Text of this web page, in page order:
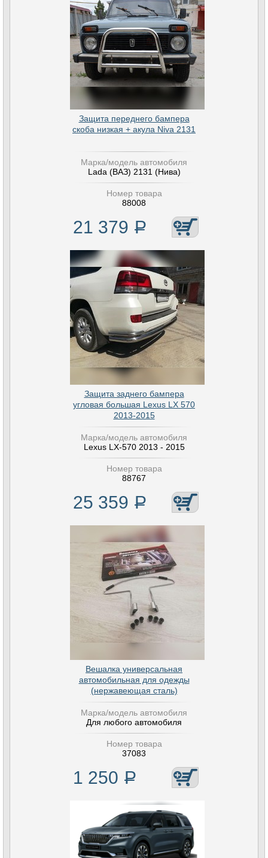
Защита переднего бампера
скоба низкая + акула Niva 2131
Марка/модель автомобиля
Lada (ВАЗ) 2131 (Нива)
Номер товара
88008
21 379 Р
Защита заднего бампера
угловая большая Lexus LX 570
2013-2015
Марка/модель автомобиля
Lexus LX-570 2013 - 2015
Номер товара
88767
25 359 Р
Вешалка универсальная
автомобильная для одежды
(нержавеющая сталь)
Марка/модель автомобиля
Для любого автомобиля
Номер товара
37083
1 250 Р